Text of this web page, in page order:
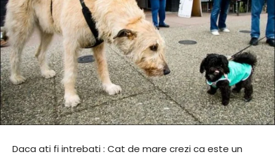
Daca ati fi intrebati : Cat de mare crezi ca este un